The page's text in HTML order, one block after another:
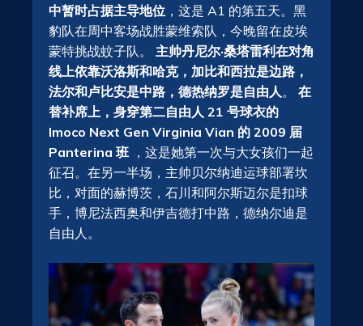
中暂时占据主导地位 ，这是 A1 的第五天。黑
豹队在周中客场战胜蒙维索队，今晚留在皮埃
蒙特挑战蚊子队。 主帅丹尼尔·桑塔雷利在对角
线上依靠沃洛斯和哈克，加比和西拉是边路，
法尔和卢比安是中路，德热纳罗是自由人。 在
替补席上，身穿第二自由人 21 号球衣的
Imoco Next Gen Virginia Vian 的 2009 届
Panterina 班 ，这是她第一次与大女孩们一起
征召。在另一半场，主帅贝尔纳迪运球部署坎
比，对面的赫博茨，石川和阿尔斯迈尔是扣球
手，博尼法西奥和伊吉德打中路，德纳尔迪是
自由人。